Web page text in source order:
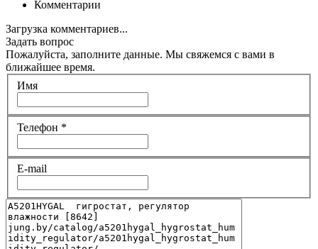
Комментарии
Загрузка комментариев...
Задать вопрос
Пожалуйста, заполните данные. Мы свяжемся с вами в
ближайшее время.
Имя
Телефон *
E-mail